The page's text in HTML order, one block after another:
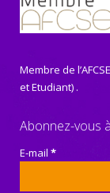
Membre de
et Etudiant) .
Abonnez-vous
E-mail *